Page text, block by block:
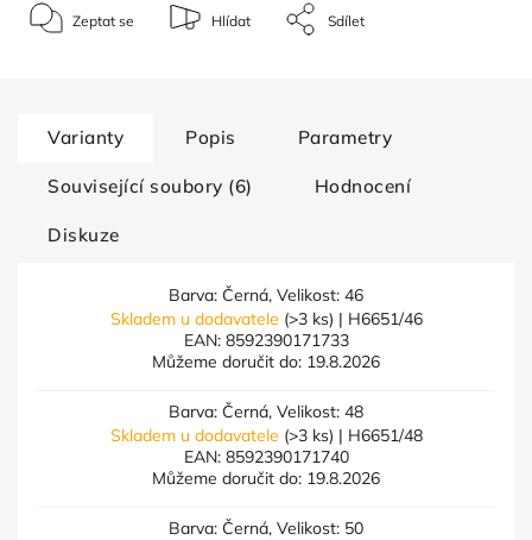
Zeptat se Hlídat Sdílet
Varianty Popis Parametry
Související soubory (6) Hodnocení
Diskuze
Barva: Černá, Velikost: 46
Skladem u dodavatele (>3 ks) | H6651/46
EAN: 8592390171733
Můžeme doručit do: 19.8.2026
Barva: Černá, Velikost: 48
Skladem u dodavatele (>3 ks) | H6651/48
EAN: 8592390171740
Můžeme doručit do: 19.8.2026
Barva: Černá, Velikost: 50